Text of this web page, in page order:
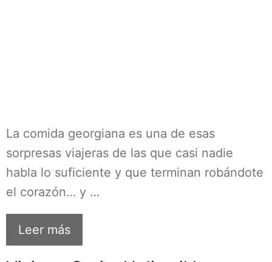
La comida georgiana es una de esas
sorpresas viajeras de las que casi nadie
habla lo suficiente y que terminan robándote
el corazón… y …
Leer más